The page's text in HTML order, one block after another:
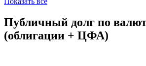
Публичный долг по
(облигации + ЦФА)